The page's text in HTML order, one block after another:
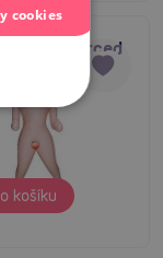
Divorced
košíku
cookies